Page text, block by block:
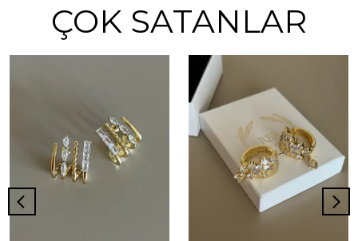
ÇOK SATANLAR